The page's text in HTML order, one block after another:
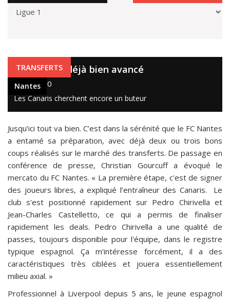
Nantes
TRANSFERTS
Nantes
Nantes est déjà bien avancé
6 juil. 2020
Les Canaris cherchent encore un buteur
Jusqu’ici tout va bien. C’est dans la sérénité que le FC Nantes
a entamé sa préparation, avec déjà deux ou trois bons
coups réalisés sur le marché des transferts. De passage en
conférence de presse, Christian Gourcuff a évoqué le
mercato du FC Nantes. « La première étape, c'est de signer
des joueurs libres, a expliqué l’entraîneur des Canaris. Le
club s'est positionné rapidement sur Pedro Chirivella et
Jean-Charles Castelletto, ce qui a permis de finaliser
rapidement les deals. Pedro Chirivella a une qualité de
passes, toujours disponible pour l'équipe, dans le registre
typique espagnol. Ça m'intéresse forcément, il a des
caractéristiques très ciblées et jouera essentiellement
milieu axial. »
Professionnel à Liverpool depuis 5 ans, le jeune espagnol